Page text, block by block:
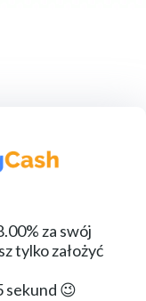
za swój
tylko założyć
sekund 😉